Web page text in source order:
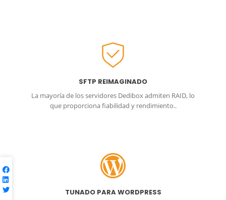
SFTP REIMAGINADO
La mayoría de los servidores Dedibox admiten RAID, lo
que proporciona fiabilidad y rendimiento..
TUNADO PARA WORDPRESS